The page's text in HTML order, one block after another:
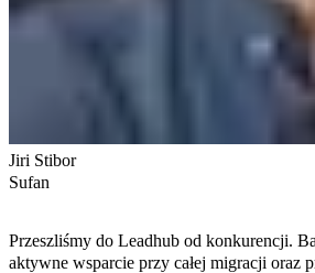
Jiri Stibor
Sufan
Przeszliśmy do Leadhub od konkurencji.
aktywne wsparcie przy całej migracji oraz